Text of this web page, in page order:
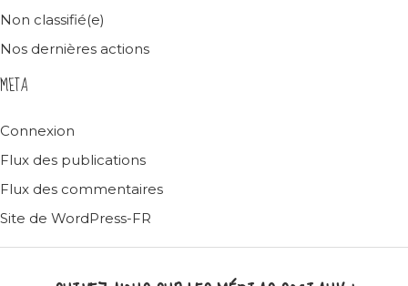
Non classifié(e)
Nos dernières actions
META
Connexion
Flux des publications
Flux des commentaires
Site de WordPress-FR